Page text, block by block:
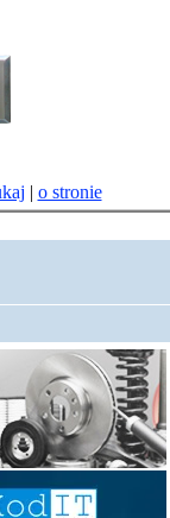
| o stronie